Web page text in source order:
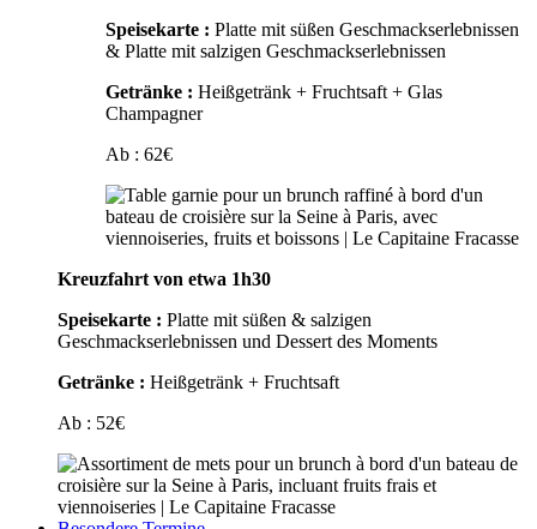
Speisekarte : Platte mit süßen Geschmackserlebnissen
& Platte mit salzigen Geschmackserlebnissen
Getränke : Heißgetränk + Fruchtsaft + Glas
Champagner
Ab : 62€
Kreuzfahrt von etwa 1h30
Speisekarte : Platte mit süßen & salzigen
Geschmackserlebnissen und Dessert des Moments
Getränke : Heißgetränk + Fruchtsaft
Ab : 52€